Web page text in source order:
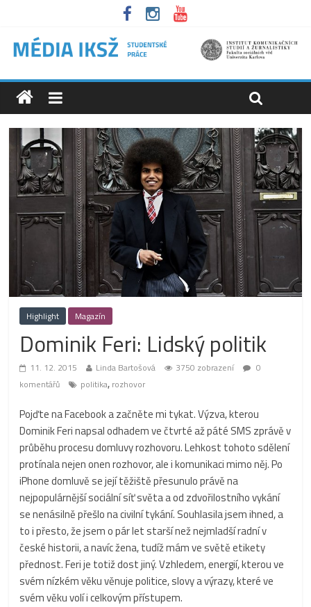
Highlight Magazín
Dominik Feri: Lidský politik
11. 12. 2015 Linda Bartošová 3750 zobrazení
0
komentářů
politika, rozhovor
Pojďte na Facebook a začněte mi tykat. Výzva, kterou
Dominik Feri napsal odhadem ve čtvrté až páté SMS zprávě v
průběhu procesu domluvy rozhovoru. Lehkost tohoto sdělení
protínala nejen onen rozhovor, ale i komunikaci mimo něj. Po
iPhone domluvě se její těžiště přesunulo právě na
nejpopulárnější sociální síť světa a od zdvořilostního vykání
se nenásilně přešlo na civilní tykání. Souhlasila jsem ihned, a
to i přesto, že jsem o pár let starší než nejmladší radní v
české historii, a navíc žena, tudíž mám ve světě etikety
přednost. Feri je totiž dost jiný. Vzhledem, energií, kterou ve
svém nízkém věku věnuje politice, slovy a výrazy, které ve
svém věku volí i celkovým přístupem.